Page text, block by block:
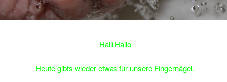
Halli Hallo
Heute gibts wieder etwas für unsere Fingernägel.